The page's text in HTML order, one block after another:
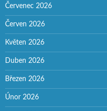
Červenec 2026
Červen 2026
Květen 2026
Duben 2026
Březen 2026
Únor 2026